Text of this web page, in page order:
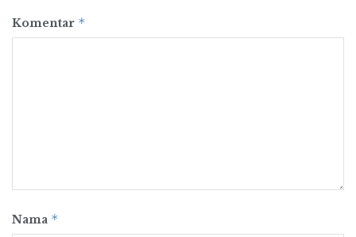
Komentar *
Nama *